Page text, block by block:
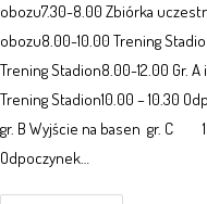
obozu7.30-8.00 Zbiórka
obozu8.00-10.00 Trening
Trening Stadion8.00-12.00 Gr.
Trening Stadion10.00 – 10.30
gr. B Wyjście na basen gr. C
Odpoczynek…